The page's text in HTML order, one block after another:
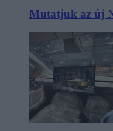
Mutatjuk az új